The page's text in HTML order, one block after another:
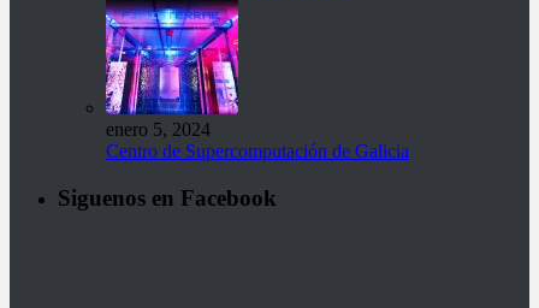
enero 5, 2024
Centro de Supercomputación de Galicia
Siguenos en Facebook